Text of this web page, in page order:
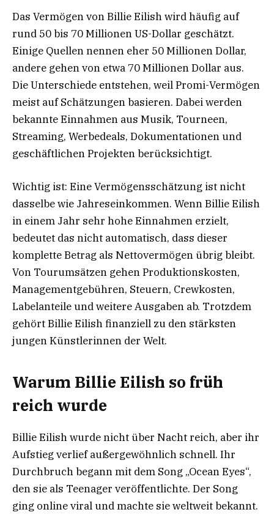
Das Vermögen von Billie Eilish wird häufig auf
rund 50 bis 70 Millionen US-Dollar geschätzt.
Einige Quellen nennen eher 50 Millionen Dollar,
andere gehen von etwa 70 Millionen Dollar aus.
Die Unterschiede entstehen, weil Promi-Vermögen
meist auf Schätzungen basieren. Dabei werden
bekannte Einnahmen aus Musik, Tourneen,
Streaming, Werbedeals, Dokumentationen und
geschäftlichen Projekten berücksichtigt.
Wichtig ist: Eine Vermögensschätzung ist nicht
dasselbe wie Jahreseinkommen. Wenn Billie Eilish
in einem Jahr sehr hohe Einnahmen erzielt,
bedeutet das nicht automatisch, dass dieser
komplette Betrag als Nettovermögen übrig bleibt.
Von Tourumsätzen gehen Produktionskosten,
Managementgebühren, Steuern, Crewkosten,
Labelanteile und weitere Ausgaben ab. Trotzdem
gehört Billie Eilish finanziell zu den stärksten
jungen Künstlerinnen der Welt.
Warum Billie Eilish so früh
reich wurde
Billie Eilish wurde nicht über Nacht reich, aber ihr
Aufstieg verlief außergewöhnlich schnell. Ihr
Durchbruch begann mit dem Song „Ocean Eyes“,
den sie als Teenager veröffentlichte. Der Song
ging online viral und machte sie weltweit bekannt.